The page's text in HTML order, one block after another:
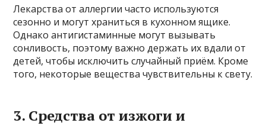
Лекарства от аллергии часто используются
сезонно и могут храниться в кухонном ящике.
Однако антигистаминные могут вызывать
сонливость, поэтому важно держать их вдали от
детей, чтобы исключить случайный приём. Кроме
того, некоторые вещества чувствительны к свету.
3. Средства от изжоги и